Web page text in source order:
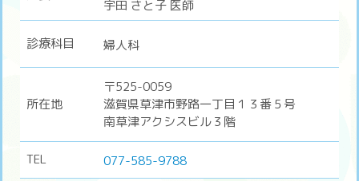
宇田 さと子 医師
診療科目 婦人科
所在地
〒525-0059
滋賀県草津市野路一丁目１３番５号
南草津アクシスビル３階
TEL 077-585-9788